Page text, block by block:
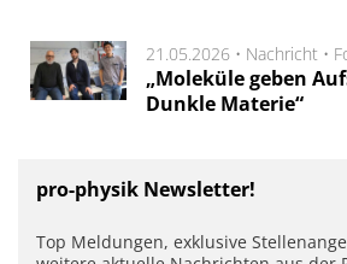
21.05.2026 • Nachricht •
„Moleküle geben
Dunkle Materie“
pro-physik Newsletter!
Top Meldungen, exklusive